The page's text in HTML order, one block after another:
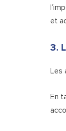
et
3.
Les
En